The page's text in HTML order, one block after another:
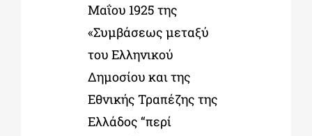
Μαΐου 1925 της
«Συμβάσεως μεταξύ
του Ελληνικού
Δημοσίου και της
Εθνικής Τραπέζης της
Ελλάδος “περί